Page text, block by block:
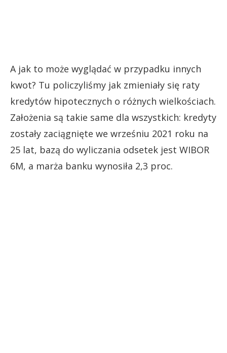
A jak to może wyglądać w przypadku innych
kwot? Tu policzyliśmy jak zmieniały się raty
kredytów hipotecznych o różnych wielkościach.
Założenia są takie same dla wszystkich: kredyty
zostały zaciągnięte we wrześniu 2021 roku na
25 lat, bazą do wyliczania odsetek jest WIBOR
6M, a marża banku wynosiła 2,3 proc.